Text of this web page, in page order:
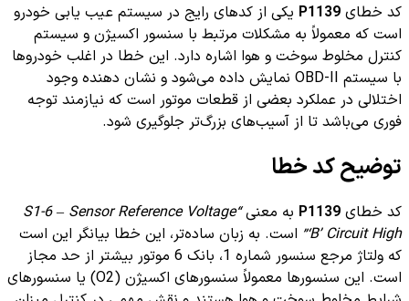
کد خطای P1139 یکی از کدهای رایج در سیستم عیب یابی خودرو
است که معمولاً به مشکلات مرتبط با سنسور اکسیژن و سیستم
کنترل مخلوط سوخت و هوا اشاره دارد. این خطا در اغلب خودروها
با سیستم OBD-II نمایش داده می‌شود و نشان دهنده وجود
اختلالی در عملکرد بعضی از قطعات موتور است که نیازمند توجه
فوری می‌باشد تا از آسیب‌های بزرگ‌تر جلوگیری شود.
توضیح کد خطا
کد خطای P1139 به معنی “S1-6 – Sensor Reference Voltage
‘B’ Circuit High” است. به زبان ساده‌تر، این خطا بیانگر این است
که ولتاژ مرجع سنسور شماره 1، بانک 6 موتور بیشتر از حد مجاز
است. این سنسورها معمولاً سنسورهای اکسیژن (O2) یا سنسورهای